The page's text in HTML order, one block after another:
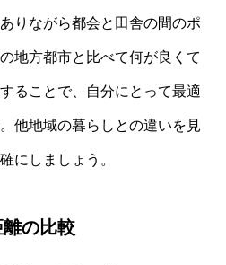
りながら都会と田舎の間のポ
地方都市と比べて何が良くて
ることで、自分にとって最適
他地域の暮らしとの違いを見
にしましょう。
の比較